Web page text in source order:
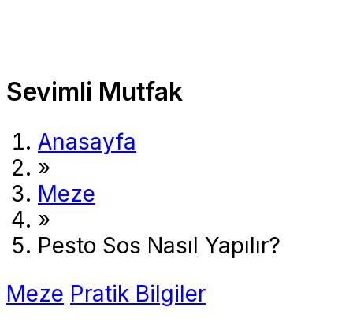
Sevimli Mutfak
Anasayfa
»
Meze
»
Pesto Sos Nasıl Yapılır?
Meze Pratik Bilgiler